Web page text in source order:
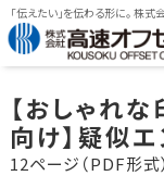
「伝えたい」を伝わる形に。 株式
【おしゃれ
向け】疑似
12ページ（PDF形式）